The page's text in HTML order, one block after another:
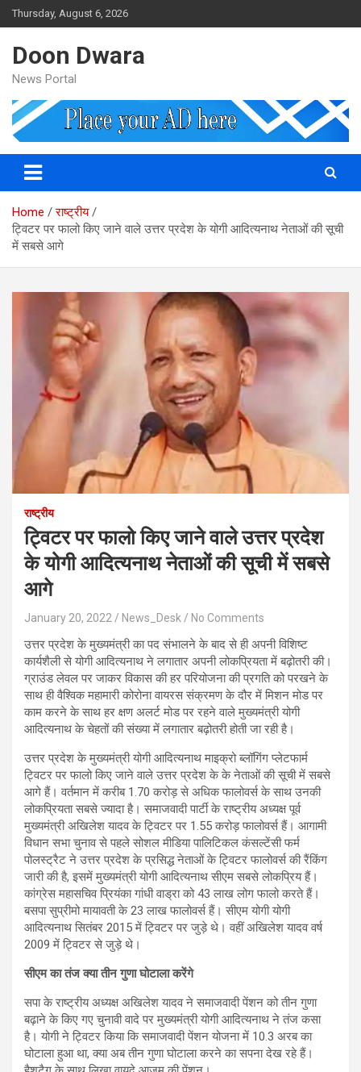
Skip
to
Thursday, August 6, 2026
Doon Dwara
News Portal
Home
राष्ट्रीय
ट्विटर पर फालो किए जाने वाले उत्तर प्रदेश के योगी आदित्यनाथ नेताओं की सूची
में सबसे आगे
राष्ट्रीय
ट्विटर पर फालो किए जाने वाले उत्तर प्रदेश
के योगी आदित्यनाथ नेताओं की सूची में सबसे
आगे
January 20, 2022 News_Desk No Comments
उत्तर प्रदेश के मुख्यमंत्री का पद संभालने के बाद से ही अपनी विशिष्ट
कार्यशैली से योगी आदित्यनाथ ने लगातार अपनी लोकप्रियता में बढ़ोतरी की।
ग्राउंड लेवल पर जाकर विकास की हर परियोजना की प्रगति को परखने के
साथ ही वैश्विक महामारी कोरोना वायरस संक्रमण के दौर में मिशन मोड पर
काम करने के साथ हर क्षण अलर्ट मोड पर रहने वाले मुख्यमंत्री योगी
आदित्यनाथ के चेहतों की संख्या में लगातार बढ़ोतरी होती जा रही है।
उत्तर प्रदेश के मुख्यमंत्री योगी आदित्यनाथ माइक्रो ब्लॉगिंग प्लेटफार्म
ट्विटर पर फालो किए जाने वाले उत्तर प्रदेश के के नेताओं की सूची में सबसे
आगे हैं। वर्तमान में करीब 1.70 करोड़ से अधिक फालोवर्स के साथ उनकी
लोकप्रियता सबसे ज्यादा है। समाजवादी पार्टी के राष्ट्रीय अध्यक्ष पूर्व
मुख्यमंत्री अखिलेश यादव के ट्विटर पर 1.55 करोड़ फालोवर्स हैं। आगामी
विधान सभा चुनाव से पहले सोशल मीडिया पालिटिकल कंसल्टेंसी फर्म
पोलस्ट्रैट ने उत्तर प्रदेश के प्रसिद्ध नेताओं के ट्विटर फालोवर्स की रैंकिंग
जारी की है, इसमें मुख्यमंत्री योगी आदित्यनाथ सीएम सबसे लोकप्रिय हैं।
कांग्रेस महासचिव प्रियंका गांधी वाड्रा को 43 लाख लोग फालो करते हैं।
बसपा सुप्रीमो मायावती के 23 लाख फालोवर्स हैं। सीएम योगी योगी
आदित्यनाथ सितंबर 2015 में ट्विटर पर जुड़े थे। वहीं अखिलेश यादव वर्ष
2009 में ट्विटर से जुड़े थे।
सीएम का तंज क्या तीन गुणा घोटाला करेंगे
सपा के राष्ट्रीय अध्यक्ष अखिलेश यादव ने समाजवादी पेंशन को तीन गुणा
बढ़ाने के किए गए चुनावी वादे पर मुख्यमंत्री योगी आदित्यनाथ ने तंज कसा
है। योगी ने ट्विटर किया कि समाजवादी पेंशन योजना में 10.3 अरब का
घोटाला हुआ था, क्या अब तीन गुणा घोटाला करने का सपना देख रहे हैं।